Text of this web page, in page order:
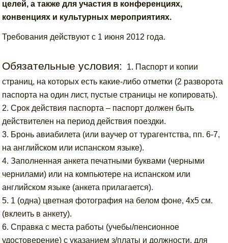
целей, а также для участия в конференциях,
конвенциях и культурных мероприятиях.
Требования действуют с 1 июня 2012 года.
Обязательные условия:
1. Паспорт и копии
страниц, на которых есть какие-либо отметки (2 разворота
паспорта на один лист, пустые страницы не копировать).
2. Срок действия паспорта – паспорт должен быть
действителен на период действия поездки.
3. Бронь авиабилета (или ваучер от турагентства, пп. 6-7,
на английском или испанском языке).
4. Заполненная анкета печатными буквами (черными
чернилами) или на компьютере на испанском или
английском языке (анкета прилагается).
5. 1 (одна) цветная фотография на белом фоне, 4x5 см.
(вклеить в анкету).
6. Справка с места работы (учебы/пенсионное
удостоверение) с указанием з/платы и должности, для